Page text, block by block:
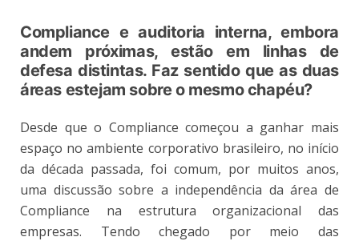
Compliance e auditoria interna, embora
andem próximas, estão em linhas de
defesa distintas. Faz sentido que as duas
áreas estejam sobre o mesmo chapéu?
Desde que o Compliance começou a ganhar mais
espaço no ambiente corporativo brasileiro, no início
da década passada, foi comum, por muitos anos,
uma discussão sobre a independência da área de
Compliance na estrutura organizacional das
empresas. Tendo chegado por meio das